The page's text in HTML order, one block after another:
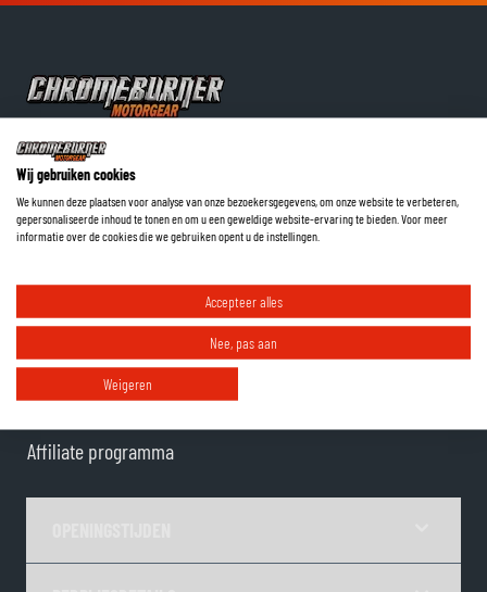
Blog
Over ons
Klantenservice
Retouren
Garanties en reparaties
Neem contact op
Samenwerkingen
Affiliate programma
Wij gebruiken cookies
We kunnen deze plaatsen voor analyse van onze bezoekersgegevens, om onze website te verbeteren,
gepersonaliseerde inhoud te tonen en om u een geweldige website-ervaring te bieden. Voor meer
informatie over de cookies die we gebruiken opent u de instellingen.
Accepteer alles
Nee, pas aan
Weigeren